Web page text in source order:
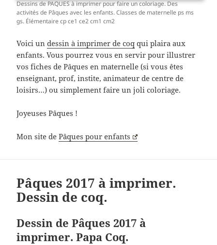
Dessins de PAQUES à imprimer pour faire un coloriage. Des
activités de Pâques avec les enfants. Classes de maternelle ps ms
gs. Élémentaire cp ce1 ce2 cm1 cm2
Voici undessin à imprimer de coq qui plaira aux
enfants. Vous pourrez vous en servir pour illustrer
vos fiches de Pâques en maternelle (si vous êtes
enseignant, prof, instite, animateur de centre de
loisirs…) ou simplement faire un joli coloriage.
Joyeuses Pâques !
Mon site dePâques pour enfants
Pâques 2017 à imprimer.
Dessin de coq.
Dessin de Pâques 2017 à
imprimer. Papa Coq.